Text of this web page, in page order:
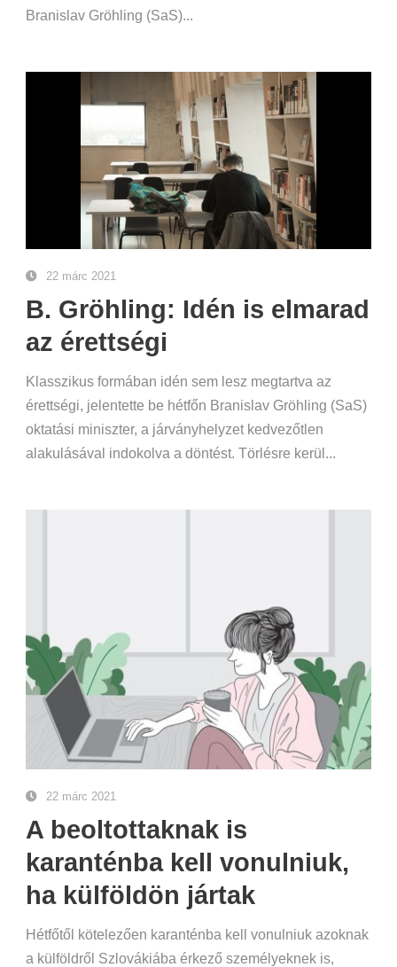
Branislav Gröhling (SaS)...
22 márc 2021
B. Gröhling: Idén is elmarad
az érettségi
Klasszikus formában idén sem lesz megtartva az
érettségi, jelentette be hétfőn Branislav Gröhling (SaS)
oktatási miniszter, a járványhelyzet kedvezőtlen
alakulásával indokolva a döntést. Törlésre kerül...
22 márc 2021
A beoltottaknak is
karanténba kell vonulniuk,
ha külföldön jártak
Hétfőtől kötelezően karanténba kell vonulniuk azoknak
a külföldről Szlovákiába érkező személyeknek is,